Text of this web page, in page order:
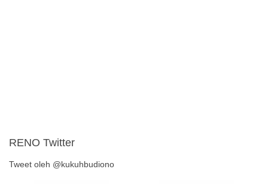
RENO Twitter
Tweet oleh @kukuhbudiono